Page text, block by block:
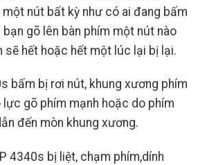
nút bất kỳ như có ai đang bấm
gõ lên bàn phím một nút nào
hết hoặc hết một lúc lại bị lại.
bấm bị rơi nút, khung xương phím
lực gõ phím mạnh hoặc do phím
đến mòn khung xương.
4340s bị liệt, chạm phím,dính